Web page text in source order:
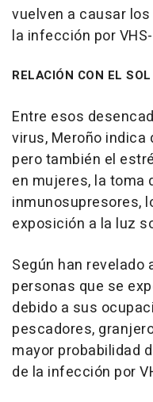
vuelven a causar
la infección por
RELACIÓN CON EL SOL
Entre esos
virus, Meroño indica
pero también el
en mujeres, la toma
inmunosupresores,
exposición a la luz
Según han revelado
personas que se
debido a sus
pescadores,
mayor probabilidad
de la infección por